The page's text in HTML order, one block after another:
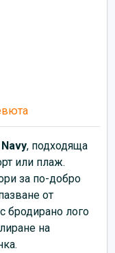
Navy, подходяща
или плаж.
за по-добро
от
бродирано лого
на